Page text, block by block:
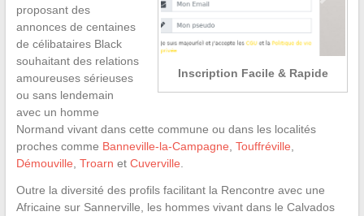
Inscription Facile & Rapide
proposant des
annonces de centaines
de célibataires Black
souhaitant des relations
amoureuses sérieuses
ou sans lendemain
avec un homme
Normand vivant dans cette commune ou dans les localités
proches comme Banneville-la-Campagne Touffréville
Démouville Troarn et Cuverville
Outre la diversité des profils facilitant la Rencontre avec une
Africaine sur Sannerville, les hommes vivant dans le Calvados